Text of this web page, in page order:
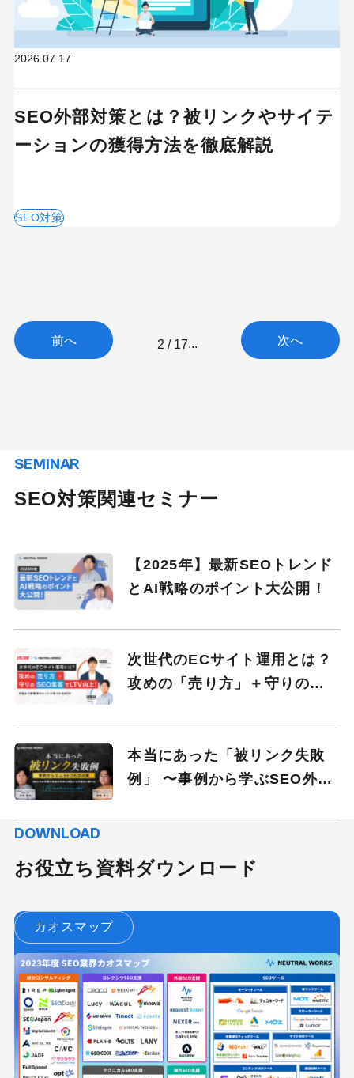
2026.07.17
SEO外部対策とは？被リンクやサイテ
ーションの獲得方法を徹底解説
SEO対策
2 / 17
前へ ... 次へ
SEMINAR
SEO対策関連セミナー
【2025年】最新SEOトレンド
とAI戦略のポイント大公開！
次世代のECサイト運用とは？
攻めの「売り方」＋守りの
かる60分
本当にあった「被リンク失敗
例」 〜事例から学ぶSEO外部
DOWNLOAD
お役立ち資料ダウンロード
カオスマップ